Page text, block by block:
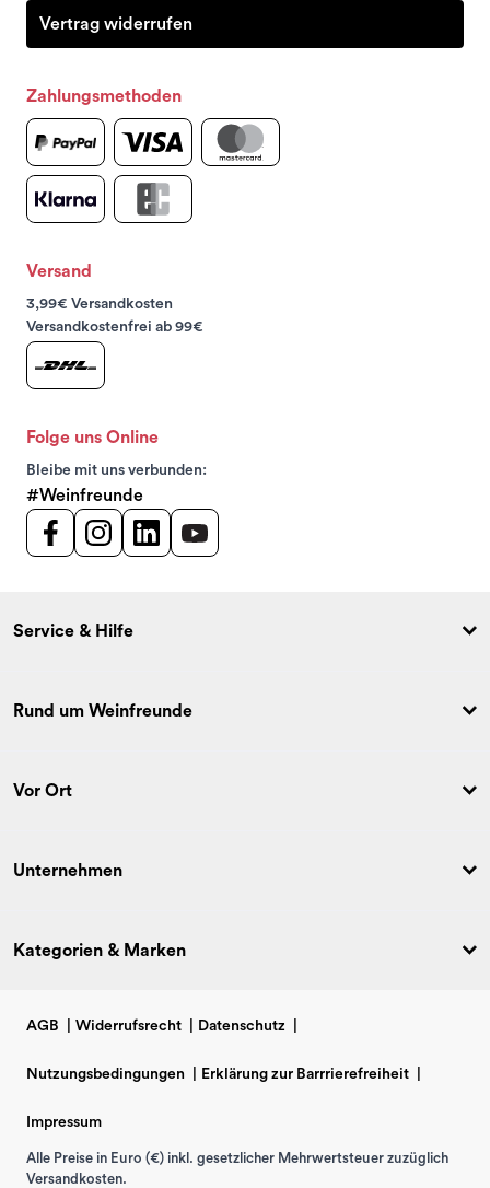
Vertrag widerrufen
Zahlungsmethoden
Versand
3,99€ Versandkosten
Versandkostenfrei ab 99€
Folge uns Online
Bleibe mit uns verbunden:
#Weinfreunde
Service & Hilfe
Rund um Weinfreunde
Vor Ort
Unternehmen
Kategorien & Marken
AGB Widerrufsrecht Datenschutz
Nutzungsbedingungen Erklärung zur Barrrierefreiheit
Impressum
Alle Preise in Euro (€) inkl. gesetzlicher Mehrwertsteuer zuzüglich
Versandkosten.